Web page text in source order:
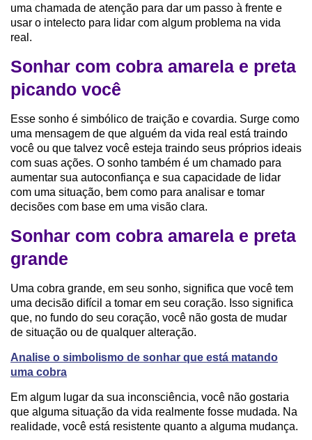
uma chamada de atenção para dar um passo à frente e
usar o intelecto para lidar com algum problema na vida
real.
Sonhar com cobra amarela e preta
picando você
Esse sonho é simbólico de traição e covardia. Surge como
uma mensagem de que alguém da vida real está traindo
você ou que talvez você esteja traindo seus próprios ideais
com suas ações. O sonho também é um chamado para
aumentar sua autoconfiança e sua capacidade de lidar
com uma situação, bem como para analisar e tomar
decisões com base em uma visão clara.
Sonhar com cobra amarela e preta
grande
Uma cobra grande, em seu sonho, significa que você tem
uma decisão difícil a tomar em seu coração. Isso significa
que, no fundo do seu coração, você não gosta de mudar
de situação ou de qualquer alteração.
Analise o simbolismo de sonhar que está matando
uma cobra
Em algum lugar da sua inconsciência, você não gostaria
que alguma situação da vida realmente fosse mudada. Na
realidade, você está resistente quanto a alguma mudança.